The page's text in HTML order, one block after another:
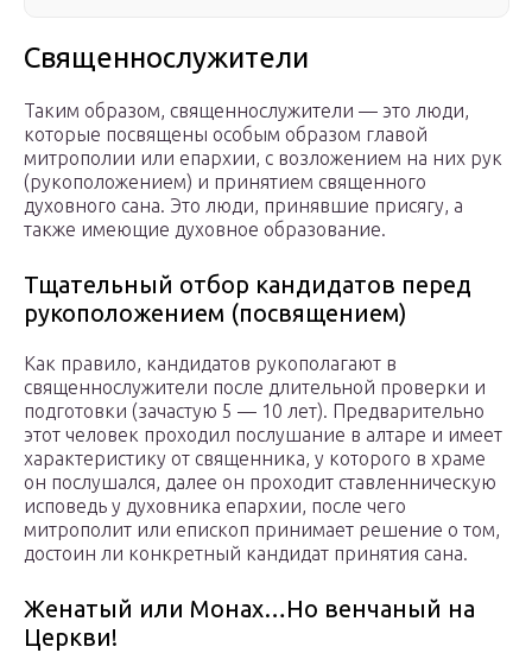
Священнослужители
Таким образом, священнослужители — это люди,
которые посвящены особым образом главой
митрополии или епархии, с возложением на них рук
(рукоположением) и принятием священного
духовного сана. Это люди, принявшие присягу, а
также имеющие духовное образование.
Тщательный отбор кандидатов перед
рукоположением (посвящением)
Как правило, кандидатов рукополагают в
священнослужители после длительной проверки и
подготовки (зачастую 5 — 10 лет). Предварительно
этот человек проходил послушание в алтаре и имеет
характеристику от священника, у которого в храме
он послушался, далее он проходит ставленническую
исповедь у духовника епархии, после чего
митрополит или епископ принимает решение о том,
достоин ли конкретный кандидат принятия сана.
Женатый или Монах…Но венчаный на
Церкви!